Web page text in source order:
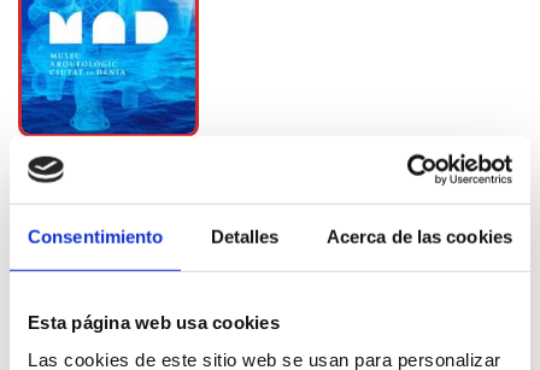
Consentimiento Detalles Acerca de las cookies
Esta página web usa cookies
Las cookies de este sitio web se usan para personalizar